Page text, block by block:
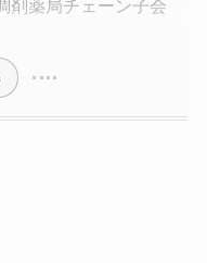
剤薬局チェーン子会